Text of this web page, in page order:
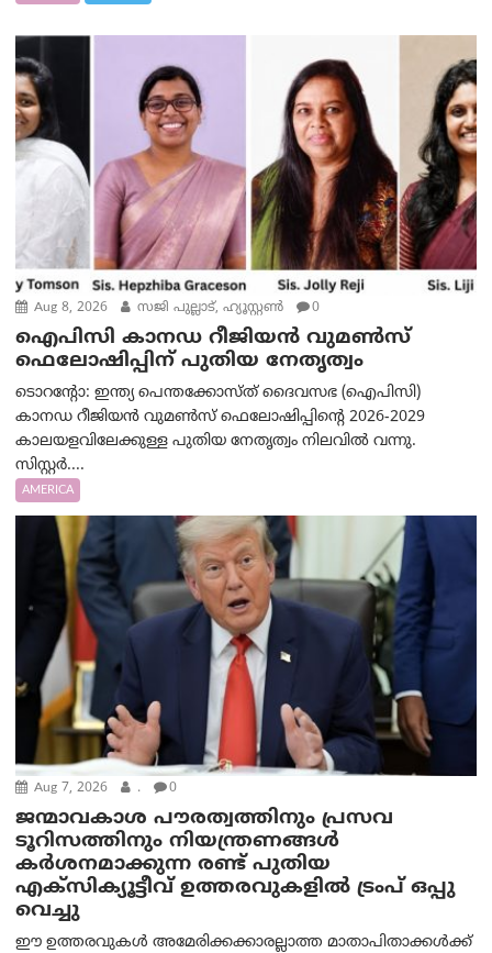
Aug 8, 2026 സജി പുല്ലാട്, ഹ്യൂസ്റ്റൺ 0
ഐപിസി കാനഡ റീജിയൻ വുമൺസ്
ഫെലോഷിപ്പിന് പുതിയ നേതൃത്വം
ടൊറന്റോ: ഇന്ത്യ പെന്തക്കോസ്ത് ദൈവസഭ (ഐപിസി)
കാനഡ റീജിയൻ വുമൺസ് ഫെലോഷിപ്പിന്റെ 2026-2029
കാലയളവിലേക്കുള്ള പുതിയ നേതൃത്വം നിലവിൽ വന്നു.
സിസ്റ്റർ....
AMERICA
Aug 7, 2026 . 0
ജന്മാവകാശ പൗരത്വത്തിനും പ്രസവ
ടൂറിസത്തിനും നിയന്ത്രണങ്ങൾ
കർശനമാക്കുന്ന രണ്ട് പുതിയ
എക്സിക്യൂട്ടീവ് ഉത്തരവുകളിൽ ട്രംപ് ഒപ്പു
വെച്ചു
ഈ ഉത്തരവുകൾ അമേരിക്കക്കാരല്ലാത്ത മാതാപിതാക്കൾക്ക്